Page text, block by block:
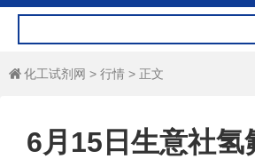
 化工试剂网 > 行情 > 正文
6月15日生意社